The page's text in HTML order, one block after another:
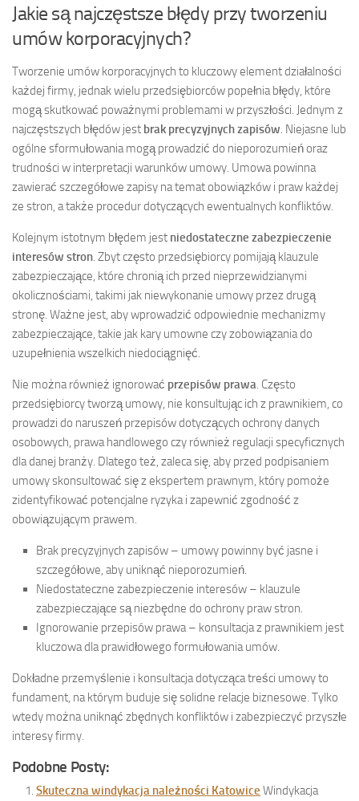
Jakie są najczęstsze błędy przy tworzeniu
umów korporacyjnych?
Tworzenie umów korporacyjnych to kluczowy element działalności
każdej firmy, jednak wielu przedsiębiorców popełnia błędy, które
mogą skutkować poważnymi problemami w przyszłości. Jednym z
najczęstszych błędów jest brak precyzyjnych zapisów . Niejasne lub
ogólne sformułowania mogą prowadzić do nieporozumień oraz
trudności w interpretacji warunków umowy. Umowa powinna
zawierać szczegółowe zapisy na temat obowiązków i praw każdej
ze stron, a także procedur dotyczących ewentualnych konfliktów.
Kolejnym istotnym błędem jest niedostateczne zabezpieczenie
interesów stron . Zbyt często przedsiębiorcy pomijają klauzule
zabezpieczające, które chronią ich przed nieprzewidzianymi
okolicznościami, takimi jak niewykonanie umowy przez drugą
stronę. Ważne jest, aby wprowadzić odpowiednie mechanizmy
zabezpieczające, takie jak kary umowne czy zobowiązania do
uzupełnienia wszelkich niedociągnięć.
Nie można również ignorować przepisów prawa . Często
przedsiębiorcy tworzą umowy, nie konsultując ich z prawnikiem, co
prowadzi do naruszeń przepisów dotyczących ochrony danych
osobowych, prawa handlowego czy również regulacji specyficznych
dla danej branży. Dlatego też, zaleca się, aby przed podpisaniem
umowy skonsultować się z ekspertem prawnym, który pomoże
zidentyfikować potencjalne ryzyka i zapewnić zgodność z
obowiązującym prawem.
Brak precyzyjnych zapisów – umowy powinny być jasne i
szczegółowe, aby uniknąć nieporozumień.
Niedostateczne zabezpieczenie interesów – klauzule
zabezpieczające są niezbędne do ochrony praw stron.
Ignorowanie przepisów prawa – konsultacja z prawnikiem jest
kluczowa dla prawidłowego formułowania umów.
Dokładne przemyślenie i konsultacja dotycząca treści umowy to
fundament, na którym buduje się solidne relacje biznesowe. Tylko
wtedy można uniknąć zbędnych konfliktów i zabezpieczyć przyszłe
interesy firmy.
Podobne Posty:
Skuteczna windykacja należności Katowice Windykacja